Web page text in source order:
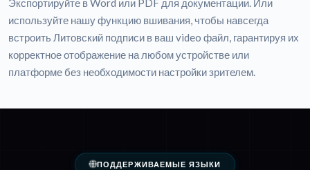
Экспортируйте в Word или PDF для документации. Или
используйте нашу функцию вшивания, чтобы навсегда
встроить Литовский подписи в ваш video файл, гарантируя их
корректное отображение на любом устройстве или
платформе без необходимости настройки зрителем.
ПОДДЕРЖИВАЕМЫЕ ЯЗЫКИ